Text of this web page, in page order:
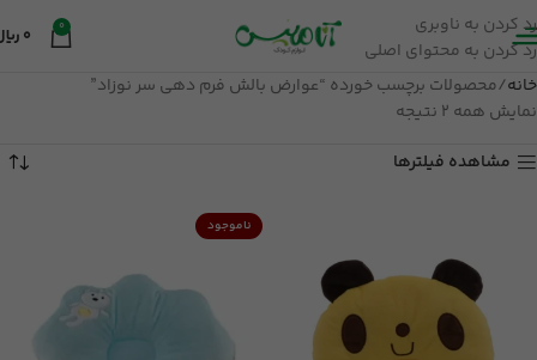
رد کردن به ناوبری
رد کردن به محتوای اصلی
0
0
خانه محصولات برچسب خورده “عوارض بالش فرم دهی سر نوزاد”
نمایش همه 2 نتیجه
مشاهده فیلترها
ناموجود